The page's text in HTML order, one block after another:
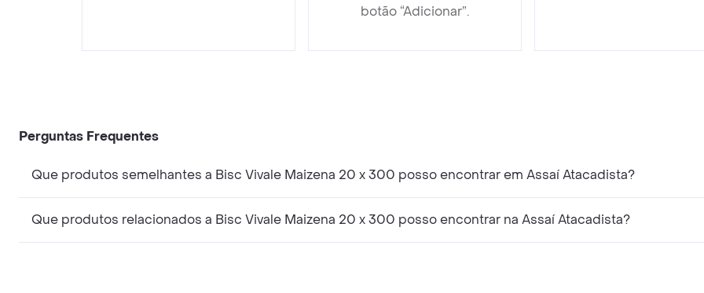
botão “Adicionar”.
Perguntas Frequentes
Que produtos semelhantes a Bisc Vivale Maizena 20 x 300 posso encontrar em Assaí Atacadista?
Que produtos relacionados a Bisc Vivale Maizena 20 x 300 posso encontrar na Assaí Atacadista?